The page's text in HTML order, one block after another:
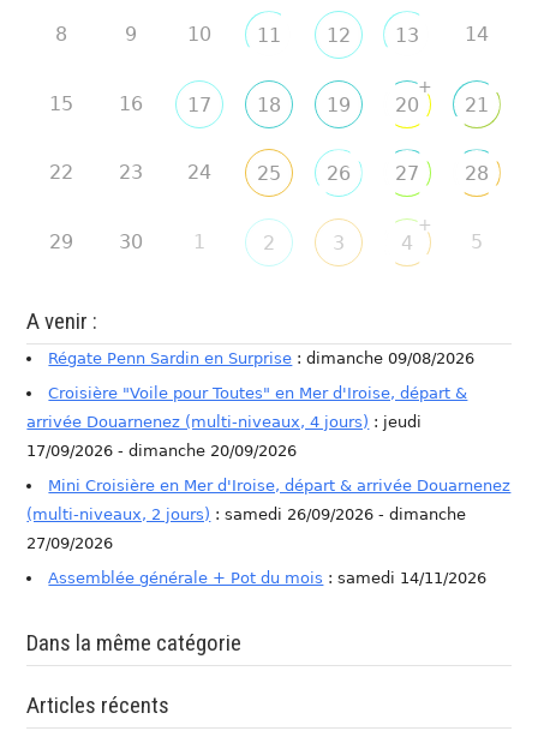
8 9 10 11 12 13 14
15 16 17 18 19 20
+
21
22 23 24 25 26 27 28
29 30 1 2 3 4
+
5
A venir :
Régate Penn Sardin en Surprise : dimanche 09/08/2026
Croisière "Voile pour Toutes" en Mer d'Iroise, départ &
arrivée Douarnenez (multi-niveaux, 4 jours) : jeudi
17/09/2026 - dimanche 20/09/2026
Mini Croisière en Mer d'Iroise, départ & arrivée Douarnenez
(multi-niveaux, 2 jours) : samedi 26/09/2026 - dimanche
27/09/2026
Assemblée générale + Pot du mois : samedi 14/11/2026
Dans la même catégorie
Articles récents